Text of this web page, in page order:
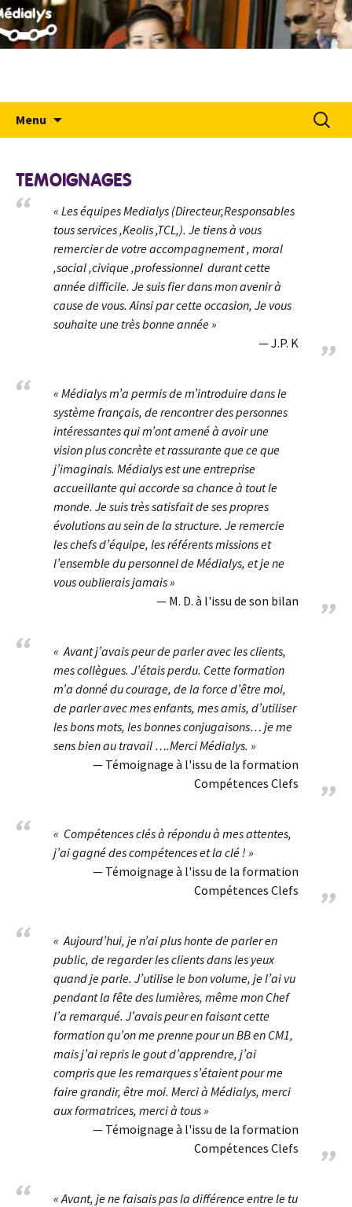
MÉDIALYS
Menu
TEMOIGNAGES
« Les équipes Medialys (Directeur,Responsables
tous services ,Keolis ,TCL,). Je tiens à vous
remercier de votre accompagnement , moral
,social ,civique ,professionnel durant cette
année difficile. Je suis fier dans mon avenir à
cause de vous. Ainsi par cette occasion, Je vous
souhaite une très bonne année »
J.P. K
« Médialys m’a permis de m’introduire dans le
système français, de rencontrer des personnes
intéressantes qui m’ont amené à avoir une
vision plus concrète et rassurante que ce que
j’imaginais. Médialys est une entreprise
accueillante qui accorde sa chance à tout le
monde. Je suis très satisfait de ses propres
évolutions au sein de la structure. Je remercie
les chefs d’équipe, les référents missions et
l’ensemble du personnel de Médialys, et je ne
vous oublierais jamais »
M. D. à l'issu de son bilan
« Avant j’avais peur de parler avec les clients,
mes collègues. J’étais perdu. Cette formation
m’a donné du courage, de la force d’être moi,
de parler avec mes enfants, mes amis, d’utiliser
les bons mots, les bonnes conjugaisons… je me
sens bien au travail ….Merci Médialys. »
Témoignage à l'issu de la formation
Compétences Clefs
« Compétences clés à répondu à mes attentes,
j’ai gagné des compétences et la clé ! »
Témoignage à l'issu de la formation
Compétences Clefs
« Aujourd’hui, je n’ai plus honte de parler en
public, de regarder les clients dans les yeux
quand je parle. J’utilise le bon volume, je l’ai vu
pendant la fête des lumières, même mon Chef
l’a remarqué. J’avais peur en faisant cette
formation qu’on me prenne pour un BB en CM1,
mais j’ai repris le gout d’apprendre, j’ai
compris que les remarques s’étaient pour me
faire grandir, être moi. Merci à Médialys, merci
aux formatrices, merci à tous »
Témoignage à l'issu de la formation
Compétences Clefs
« Avant, je ne faisais pas la différence entre le tu